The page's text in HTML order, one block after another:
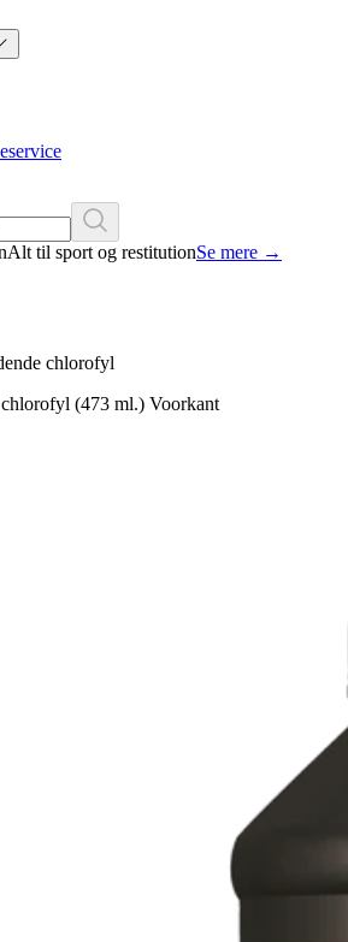
Alt til sport og restitutionSe mere →
chlorofyl
(473 ml.) Voorkant